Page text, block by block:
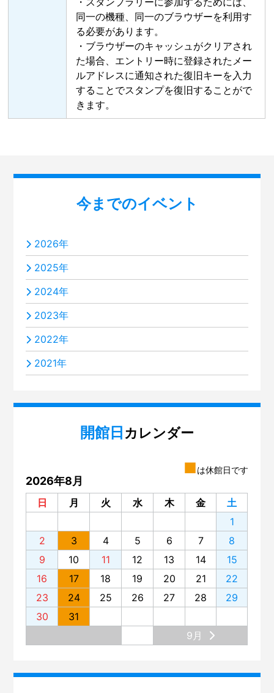
同一の機種、同一のブラウザーを利用す
る必要があります。
・ブラウザーのキャッシュがクリアされ
た場合、エントリー時に登録されたメー
ルアドレスに通知された復旧キーを入力
することでスタンプを復旧することがで
きます。
今までのイベント
2026年
2025年
2024年
2023年
2022年
2021年
開館日 カレンダー
■は休館日です
2026年8月
日 月 火 水 木 金
土
1
2
3 4 5 6 7
8
9
10 11 12 13 14
15
16
17 18 19 20 21
22
23
24 25 26 27 28
29
30
31
9月